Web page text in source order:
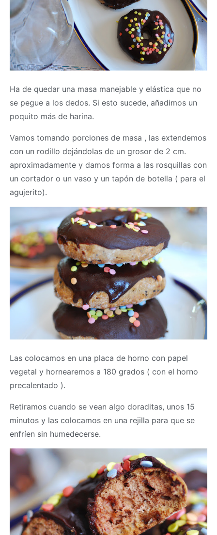
Ha de quedar una masa manejable y elástica que no
se pegue a los dedos. Si esto sucede, añadimos un
poquito más de harina.
Vamos tomando porciones de masa , las extendemos
con un rodillo dejándolas de un grosor de 2 cm.
aproximadamente y damos forma a las rosquillas con
un cortador o un vaso y un tapón de botella ( para el
agujerito).
Las colocamos en una placa de horno con papel
vegetal y hornearemos a 180 grados ( con el horno
precalentado ).
Retiramos cuando se vean algo doraditas, unos 15
minutos y las colocamos en una rejilla para que se
enfríen sin humedecerse.